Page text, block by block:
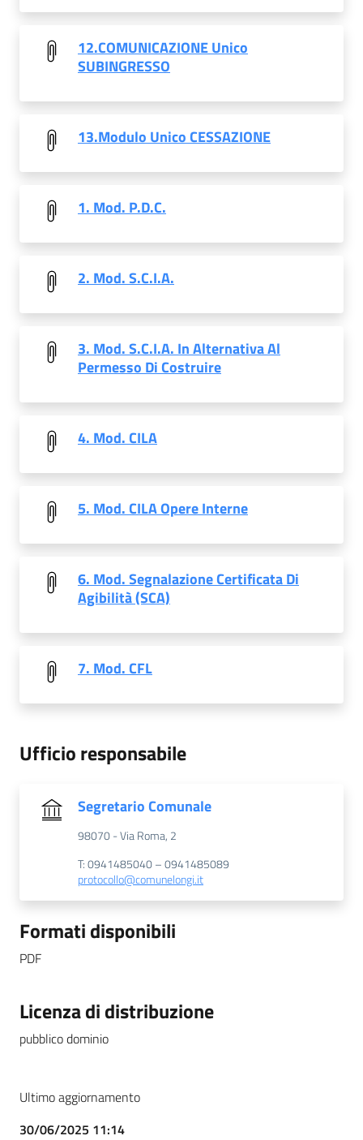
12.COMUNICAZIONE Unico
SUBINGRESSO
13.Modulo Unico CESSAZIONE
1. Mod. P.D.C.
2. Mod. S.C.I.A.
3. Mod. S.C.I.A. In Alternativa Al
Permesso Di Costruire
4. Mod. CILA
5. Mod. CILA Opere Interne
6. Mod. Segnalazione Certificata Di
Agibilità (SCA)
7. Mod. CFL
Ufficio responsabile
Segretario Comunale
98070 - Via Roma, 2
T: 0941485040 – 0941485089
protocollo@comunelongi.it
Formati disponibili
PDF
Licenza di distribuzione
pubblico dominio
Ultimo aggiornamento
30/06/2025 11:14